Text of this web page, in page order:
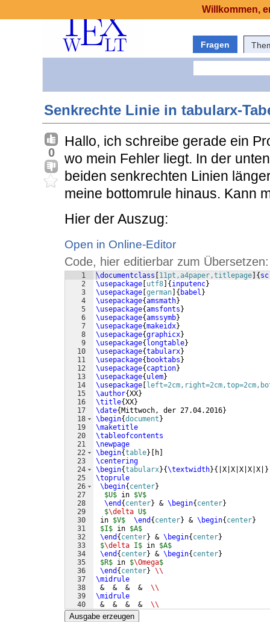
Fragen
Senkrechte Linie in tabularx-
0
Hallo, ich schreibe gerade ein
wo mein Fehler liegt. In der
beiden senkrechten Linien
meine bottomrule hinaus. Kann
Hier der Auszug:
Open in Online-Editor
Code, hier editierbar zum Übersetzen:
1
2
3
4
5
6
7
8
9
10
11
12
13
14
15
16
17
18
19
20
21
22
23
24
25
26
27
28
29
30
31
32
33
34
35
36
37
38
39
40
41
\documentclass 11pt,a4paper,titlepage {
\usepackage utf8 { inputenc}
\usepackage german { babel }
\usepackage{amsmath}
\usepackage{amsfonts }
\usepackage{amssymb}
\usepackage{makeidx}
\usepackage{graphicx}
\usepackage{ longtable}
\usepackage{tabularx}
\usepackage{ booktabs }
\usepackage{ caption}
\usepackage{ ulem}
\usepackage
\author{XX}
\title{XX}
\date{ Mittwoch, der 27.04.2016}
\begin{document }
\maketitle
\tableofcontents
\newpage
\begin{table} h
\centering
\begin{tabularx}{\textwidth}{ |X|X|X|X|X|
}
\toprule
\begin{ center}
$U$ in $V$
\end { center} & \begin{ center}
$\delta U$
in $V$ \end { center} & \begin{ center}
$I$ in $A$
\end { center} & \begin{ center}
$\delta I$ in $A$
\end { center} & \begin{ center}
$R$ in $\Omega$
\end { center} \\
\midrule
&  &  &  & \\
\midrule
&  &  &  & \\
\midrule
Ausgabe erzeugen
Willkommen,